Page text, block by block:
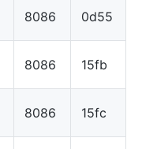
8086 0d55
8086 15fb
8086 15fc